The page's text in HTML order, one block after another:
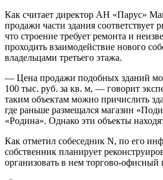
Как считает директор АН «Парус»
продажи части здания соответствует
что строение требует ремонта и
проходить взаимодействие нового
владельцами третьего этажа.
— Цена продажи подобных зданий
100 тыс. руб. за кв. м, — говорит
таким объектам можно причислить
где раньше размещался магазин
«Родина». Однако эти объекты
Как отметил собеседник N, по его
собственник планирует
организовать в нем торгово-офисный